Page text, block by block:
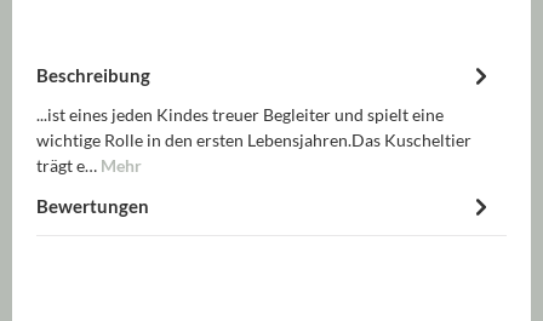
Beschreibung
...ist eines jeden Kindes treuer Begleiter und spielt eine
wichtige Rolle in den ersten Lebensjahren.Das Kuscheltier
trägt e… Mehr
Bewertungen